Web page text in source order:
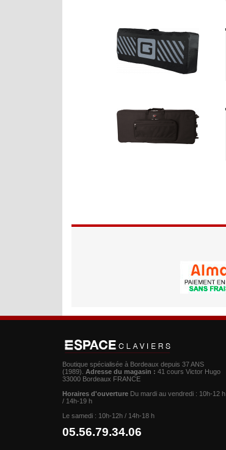
Boutique spécialisée à Bordeaux depuis 37 ANS
(1989). Adresse du magasin : 41 cours Victor Hugo
33000 Bordeaux FRANCE
Horaires d'ouverture Du mardi au vendredi : 10h-12 h
/ 14h-19 h
Le samedi : 10h-12h / 14h-18 h
05.56.79.34.06